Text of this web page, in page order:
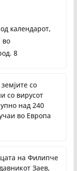
календарот,
во
8
со
со вирусот
над 240
во Европа
на Филипче
Заев,